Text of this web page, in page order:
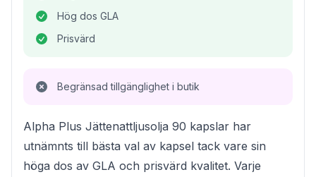
Hög dos GLA
Prisvärd
Begränsad tillgänglighet i butik
Alpha Plus Jättenattljusolja 90 kapslar har
utnämnts till bästa val av kapsel tack vare sin
höga dos av GLA och prisvärd kvalitet. Varje